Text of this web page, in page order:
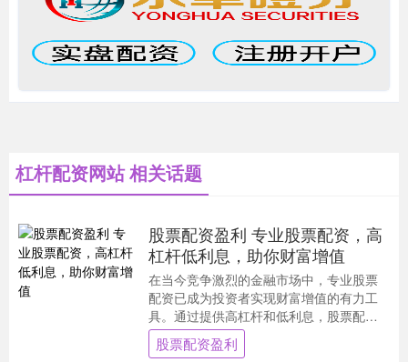
杠杆配资网站 相关话题
股票配资盈利 专业股票配资，高
杠杆低利息，助你财富增值
在当今竞争激烈的金融市场中，专业股票
配资已成为投资者实现财富增值的有力工
具。通过提供高杠杆和低利息，股票配资
可以放大投资者的收益潜力，同时降低风
险。 1. 市场....
股票配资盈利